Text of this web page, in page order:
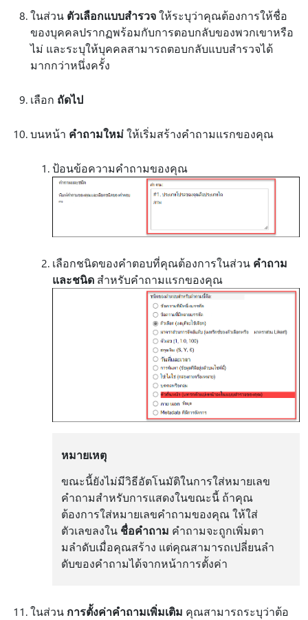
ในส่วน ตัวเลือกแบบสํารวจให้ระบุว่าคุณต้องการให้ชื่อ
ของบุคคลปรากฏพร้อมกับการตอบกลับของพวกเขาหรือ
ไม่ และระบุให้บุคคลสามารถตอบกลับแบบสํารวจได้
มากกว่าหนึ่งครั้ง
เลือก ถัดไป
บนหน้า คําถามใหม่ให้เริ่มสร้างคําถามแรกของคุณ
ป้อนข้อความคําถามของคุณ
เลือกชนิดของคําตอบที่คุณต้องการในส่วน คําถาม
และชนิด สําหรับคําถามแรกของคุณ
หมายเหตุ
ขณะนี้ยังไม่มีวิธีอัตโนมัติในการใส่หมายเลข
คําถามสําหรับการแสดงในขณะนี้ ถ้าคุณ
ต้องการใส่หมายเลขคําถามของคุณ ให้ใส่
ตัวเลขลงใน ชื่อคําถาม คําถามจะถูกเพิ่มตา
มลําดับเมื่อคุณสร้าง แต่คุณสามารถเปลี่ยนลํา
ดับของคําถามได้จากหน้าการตั้งค่า
ในส่วน การตั้งค่าคําถามเพิ่มเติม คุณสามารถระบุว่าต้อ